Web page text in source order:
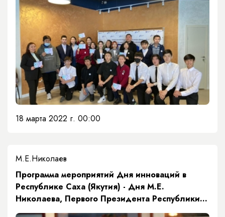
18 марта 2022 г. 00:00
М.Е.Николаев
​Программа мероприятий Дня инноваций в
Республике Саха (Якутия) - Дня М.Е.
Николаева, Первого Президента Республики
Саха (Якутия)